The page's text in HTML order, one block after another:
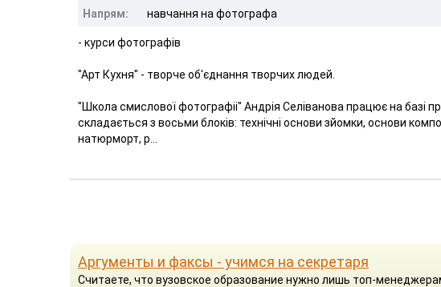
Напрям:
навчання на фотографа
- курси фотографів
"Арт Кухня" - творче об'єднання творчих людей.
"Школа смислової фотографіі" Андрія Селіванова працює на базі
складається з восьми блоків: технічні основи зйомки, основи
натюрморт, р...
Аргументы и факсы - учимся на секретаря
Считаете, что вузовское образование нужно лишь топ-